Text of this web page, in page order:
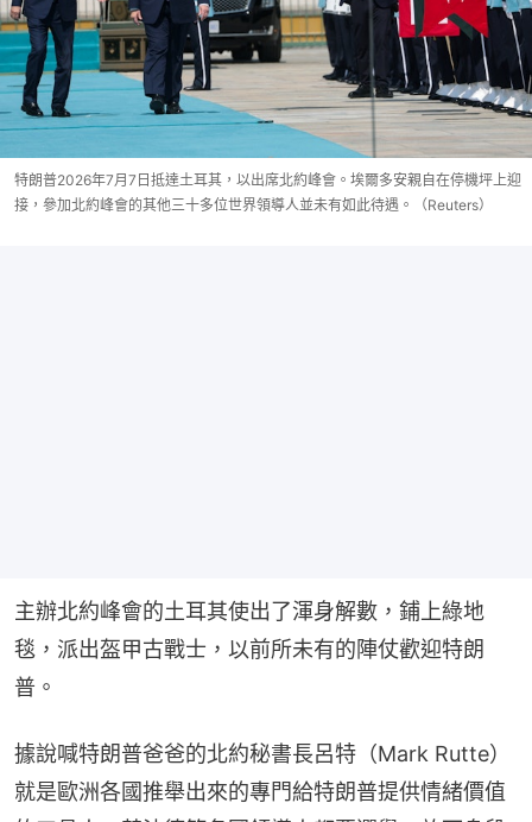
特朗普2026年7月7日抵達土耳其，以出席北約峰會。埃爾多安親自在停機坪上迎
接，參加北約峰會的其他三十多位世界領導人並未有如此待遇。（Reuters）
主辦北約峰會的土耳其使出了渾身解數，鋪上綠地
毯，派出盔甲古戰士，以前所未有的陣仗歡迎特朗
普。
據說喊特朗普爸爸的北約秘書長呂特（Mark Rutte）
就是歐洲各國推舉出來的專門給特朗普提供情緒價值